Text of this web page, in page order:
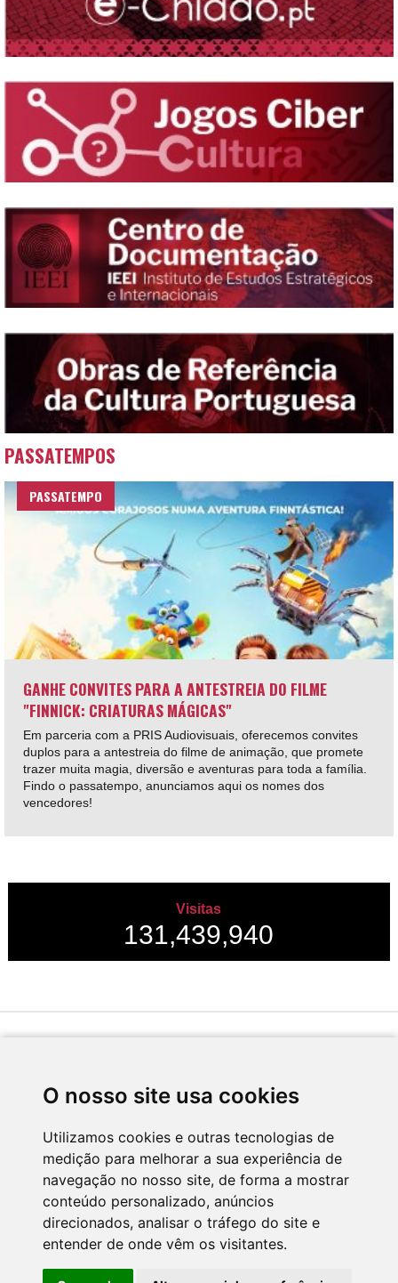
O nosso site usa cookies
Utilizamos cookies e outras tecnologias de
medição para melhorar a sua experiência de
navegação no nosso site, de forma a mostrar
conteúdo personalizado, anúncios
direcionados, analisar o tráfego do site e
entender de onde vêm os visitantes.
PASSATEMPOS
PASSATEMPO
GANHE CONVITES PARA A ANTESTREIA DO FILME
"FINNICK: CRIATURAS MÁGICAS"
Em parceria com a PRIS Audiovisuais, oferecemos convites
duplos para a antestreia do filme de animação, que promete
trazer muita magia, diversão e aventuras para toda a família.
Findo o passatempo, anunciamos aqui os nomes dos
vencedores!
Visitas
131,439,940